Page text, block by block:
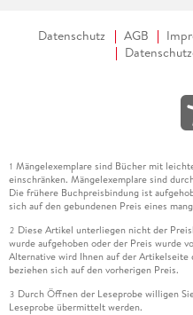
Datenschutz AGB
1 Mängelexemplare sind Bücher mit
einschränken. Mängelexemplare sind
Die frühere Buchpreisbindung ist
sich auf den gebundenen Preis eines
2 Diese Artikel unterliegen nicht der
wurde aufgehoben oder der Preis wurde
Alternative wird Ihnen auf der Artikelseite
beziehen sich auf den vorherigen Preis.
3 Durch Öffnen der Leseprobe willigen
Leseprobe übermittelt werden.